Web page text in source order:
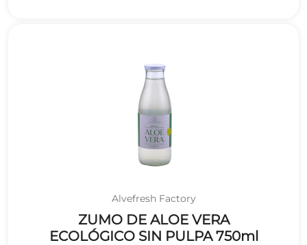
Alvefresh Factory
ZUMO DE ALOE VERA
ECOLÓGICO SIN PULPA 750ml